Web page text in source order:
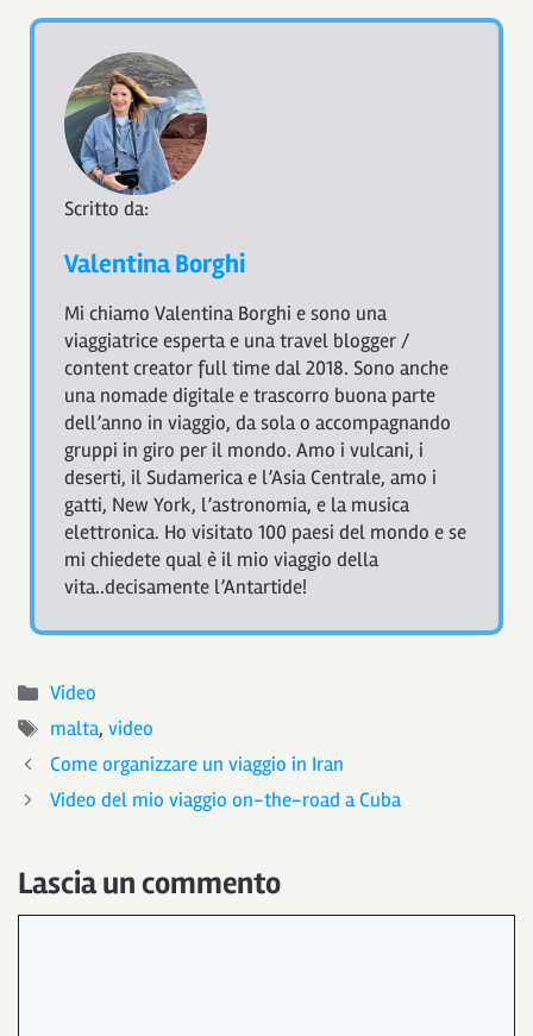
Scritto da:
Valentina Borghi
Mi chiamo Valentina Borghi e sono una
viaggiatrice esperta e una travel blogger /
content creator full time dal 2018. Sono anche
una nomade digitale e trascorro buona parte
dell’anno in viaggio, da sola o accompagnando
gruppi in giro per il mondo. Amo i vulcani, i
deserti, il Sudamerica e l’Asia Centrale, amo i
gatti, New York, l’astronomia, e la musica
elettronica. Ho visitato 100 paesi del mondo e se
mi chiedete qual è il mio viaggio della
vita..decisamente l’Antartide!
Categorie
Video
Tag
malta,video
Come organizzare un viaggio in Iran
Video del mio viaggio on-the-road a Cuba
Lascia un commento